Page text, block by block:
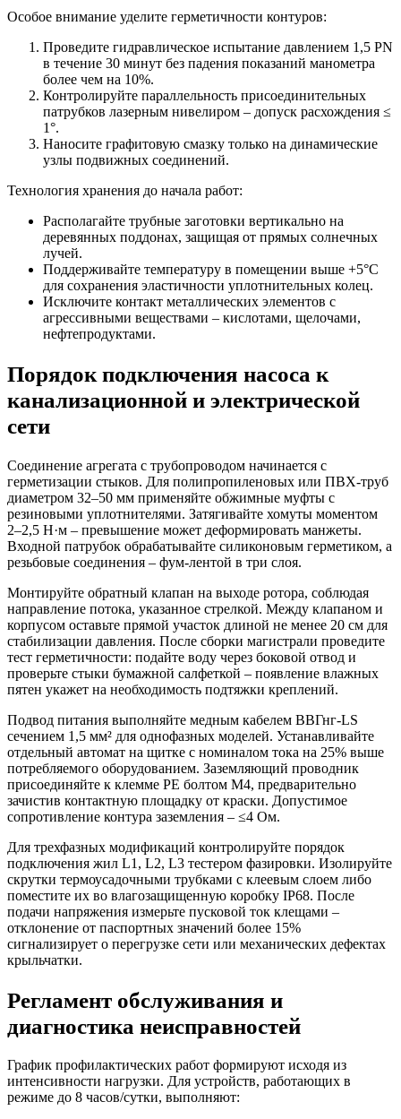
Особое внимание уделите герметичности контуров:
Проведите гидравлическое испытание давлением 1,5 PN
в течение 30 минут без падения показаний манометра
более чем на 10%.
Контролируйте параллельность присоединительных
патрубков лазерным нивелиром – допуск расхождения ≤
1°.
Наносите графитовую смазку только на динамические
узлы подвижных соединений.
Технология хранения до начала работ:
Располагайте трубные заготовки вертикально на
деревянных поддонах, защищая от прямых солнечных
лучей.
Поддерживайте температуру в помещении выше +5°C
для сохранения эластичности уплотнительных колец.
Исключите контакт металлических элементов с
агрессивными веществами – кислотами, щелочами,
нефтепродуктами.
Порядок подключения насоса к
канализационной и электрической
сети
Соединение агрегата с трубопроводом начинается с
герметизации стыков. Для полипропиленовых или ПВХ-труб
диаметром 32–50 мм применяйте обжимные муфты с
резиновыми уплотнителями. Затягивайте хомуты моментом
2–2,5 Н·м – превышение может деформировать манжеты.
Входной патрубок обрабатывайте силиконовым герметиком, а
резьбовые соединения – фум-лентой в три слоя.
Монтируйте обратный клапан на выходе ротора, соблюдая
направление потока, указанное стрелкой. Между клапаном и
корпусом оставьте прямой участок длиной не менее 20 см для
стабилизации давления. После сборки магистрали проведите
тест герметичности: подайте воду через боковой отвод и
проверьте стыки бумажной салфеткой – появление влажных
пятен укажет на необходимость подтяжки креплений.
Подвод питания выполняйте медным кабелем ВВГнг-LS
сечением 1,5 мм² для однофазных моделей. Устанавливайте
отдельный автомат на щитке с номиналом тока на 25% выше
потребляемого оборудованием. Заземляющий проводник
присоединяйте к клемме PE болтом М4, предварительно
зачистив контактную площадку от краски. Допустимое
сопротивление контура заземления – ≤4 Ом.
Для трехфазных модификаций контролируйте порядок
подключения жил L1, L2, L3 тестером фазировки. Изолируйте
скрутки термоусадочными трубками с клеевым слоем либо
поместите их во влагозащищенную коробку IP68. После
подачи напряжения измерьте пусковой ток клещами –
отклонение от паспортных значений более 15%
сигнализирует о перегрузке сети или механических дефектах
крыльчатки.
Регламент обслуживания и
диагностика неисправностей
График профилактических работ формируют исходя из
интенсивности нагрузки. Для устройств, работающих в
режиме до 8 часов/сутки, выполняют: